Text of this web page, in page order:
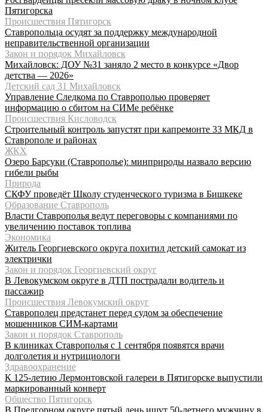
Пятигорска
Происшествия Пятигорск
Ставропольца осудят за поддержку международной
неправительственной организации
Закон и порядок Михайловск
Михайловск: ДОУ №31 заняло 2 место в конкурсе «Двор
детства — 2026»
Детский сад 31 Михайловск
Управление Следкома по Ставрополью проверяет
информацию о сбитом на СИМе ребёнке
Происшествия Кисловодск
Строительный контроль запустят при капремонте 33 МКД в
Ставрополе и районах
ЖКХ
Озеро Барсуки (Ставрополье): минприроды назвало версию
гибели рыбы
Природа
СКФУ проведёт Школу студенческого туризма в Бишкеке
Образование Ставрополь
Власти Ставрополья ведут переговоры с компаниями по
увеличению поставок топлива
Экономика
Житель Георгиевского округа похитил детский самокат из
электрички
Закон и порядок Георгиевский округ
В Левокумском округе в ДТП пострадали водитель и
пассажир
Происшествия Левокумский округ
Ставрополец предстанет перед судом за обеспечение
мошенников СИМ-картами
Закон и порядок Ставрополь
В клиниках Ставрополья с 1 сентября появятся врачи
долголетия и нутрициологи
Здравоохранение
К 125-летию Лермонтовской галереи в Пятигорске выпустили
маркированный конверт
Общество Пятигорск
В Предгорном округе пятый день ищут 50-летнего мужчину в